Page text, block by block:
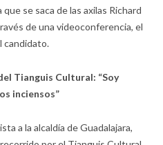
se saca de las axilas Richard
de una videoconferencia, el
candidato.
Tianguis Cultural: “Soy
inciensos”
a la alcaldía de Guadalajara,